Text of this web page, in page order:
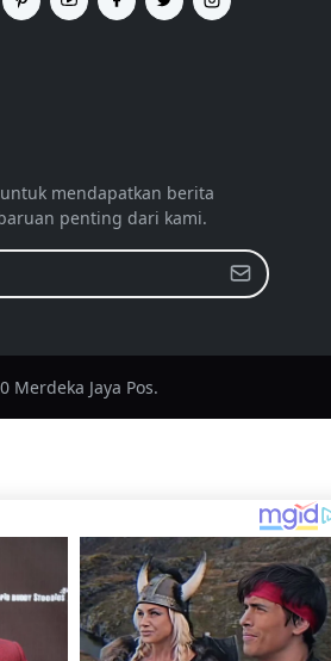
mendapatkan berita
penting dari kami.
Merdeka Jaya Pos.